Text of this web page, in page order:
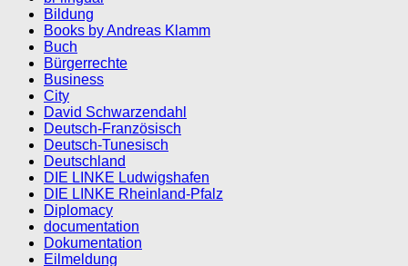
Bildung
Books by Andreas Klamm
Buch
Bürgerrechte
Business
City
David Schwarzendahl
Deutsch-Französisch
Deutsch-Tunesisch
Deutschland
DIE LINKE Ludwigshafen
DIE LINKE Rheinland-Pfalz
Diplomacy
documentation
Dokumentation
Eilmeldung